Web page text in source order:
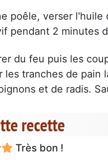
poêle, verser
pendant 2 minutes
du feu puis les
les tranches de pain
et de radis.
recette
Très bon !